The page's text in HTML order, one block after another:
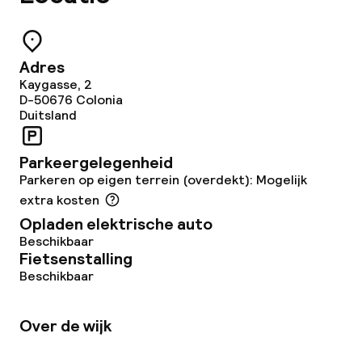
Wasfaciliteiten (wasmachine)
Zakelijke faciliteiten
Vergaderruimte
Beleid
Overal rookvrij
Adres
Kaygasse, 2
D-50676 Colonia
Duitsland
Parkeergelegenheid
Parkeren op eigen terrein (overdekt): Mogelijk
extra kosten
Opladen elektrische auto
Beschikbaar
Fietsenstalling
Beschikbaar
Over de wijk